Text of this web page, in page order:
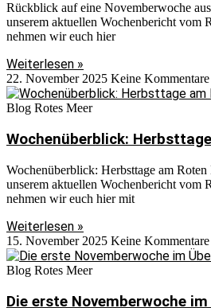
Rückblick auf eine Novemberwoche
unserem aktuellen Wochenbericht vom
nehmen wir euch hier
Weiterlesen »
22. November 2025 Keine Kommentare
Blog Rotes Meer
Wochenüberblick:
Wochenüberblick: Herbsttage am
unserem aktuellen Wochenbericht vom
nehmen wir euch hier mit
Weiterlesen »
15. November 2025 Keine Kommentare
Blog Rotes Meer
Die erste Novemberwoche